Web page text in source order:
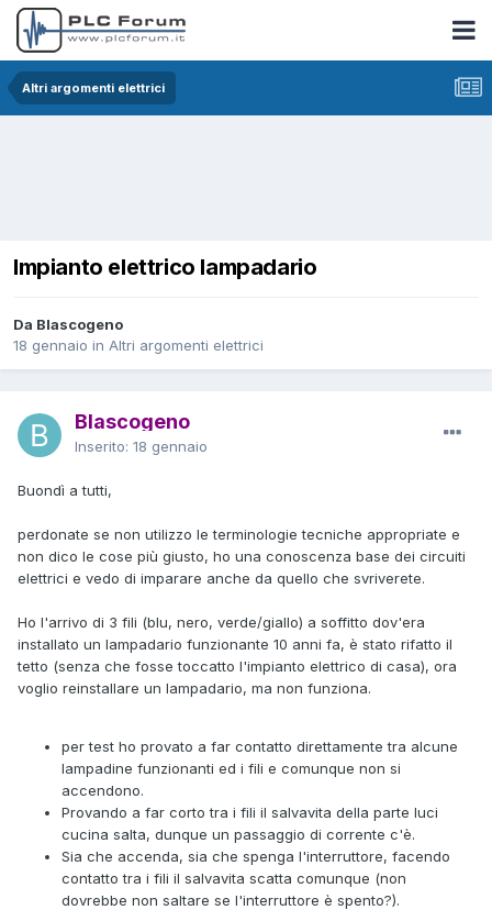
Altri argomenti elettrici
Impianto elettrico lampadario
Da Blascogeno
18 gennaio in Altri argomenti elettrici
Blascogeno
Inserito: 18 gennaio
Buondì a tutti,
perdonate se non utilizzo le terminologie tecniche appropriate e
non dico le cose più giusto, ho una conoscenza base dei circuiti
elettrici e vedo di imparare anche da quello che svriverete.
Ho l'arrivo di 3 fili (blu, nero, verde/giallo) a soffitto dov'era
installato un lampadario funzionante 10 anni fa, è stato rifatto il
tetto (senza che fosse toccatto l'impianto elettrico di casa), ora
voglio reinstallare un lampadario, ma non funziona.
per test ho provato a far contatto direttamente tra alcune
lampadine funzionanti ed i fili e comunque non si
accendono.
Provando a far corto tra i fili il salvavita della parte luci
cucina salta, dunque un passaggio di corrente c'è.
Sia che accenda, sia che spenga l'interruttore, facendo
contatto tra i fili il salvavita scatta comunque (non
dovrebbe non saltare se l'interruttore è spento?).